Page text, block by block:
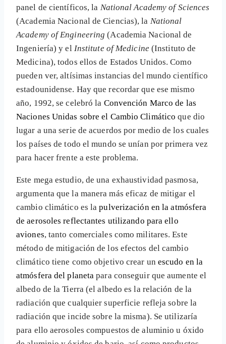
panel de científicos, la National Academy of Sciences
(Academia Nacional de Ciencias), la National
Academy of Engineering(Academia Nacional de
Ingeniería) y el Institute of Medicine (Instituto de
Medicina), todos ellos de Estados Unidos. Como
pueden ver, altísimas instancias del mundo científico
estadounidense. Hay que recordar que ese mismo
año, 1992, se celebró la Convención Marco de las
Naciones Unidas sobre el Cambio Climáticoque dio
lugar a una serie de acuerdos por medio de los cuales
los países de todo el mundo se unían por primera vez
para hacer frente a este problema.
Este mega estudio, de una exhaustividad pasmosa,
argumenta que la manera más eficaz de mitigar el
cambio climático es lapulverización en la atmósfera
de aerosoles reflectantes utilizando para ello
aviones, tanto comerciales como militares. Este
método de mitigación de los efectos del cambio
climático tiene como objetivo crear un escudo en la
atmósfera del planetapara conseguir que aumente el
albedo de la Tierra (el albedo es la relación de la
radiación que cualquier superficie refleja sobre la
radiación que incide sobre la misma). Se utilizaría
para ello aerosoles compuestos de aluminio u óxido